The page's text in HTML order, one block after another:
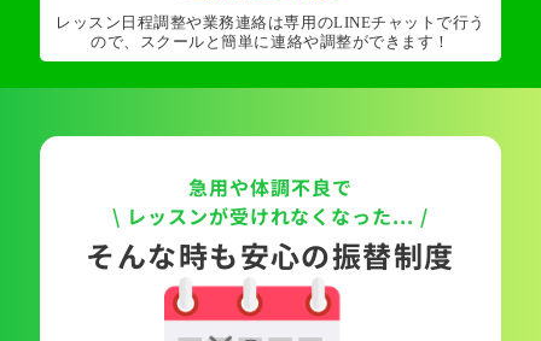
レッスン日程調整や業務連絡は専用のLINEチャットで行う
ので、スクールと簡単に連絡や調整ができます！
急用や体調不良で
\ レッスンが受けれなくなった... /
そんな時も安心の振替制度